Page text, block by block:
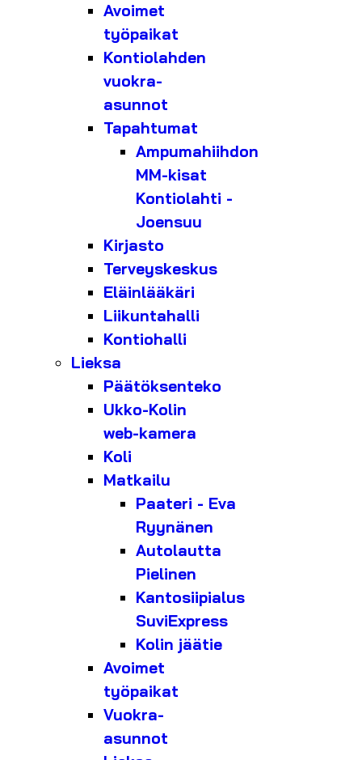
Avoimet
työpaikat
Kontiolahden
vuokra-
asunnot
Tapahtumat
Ampumahiihdon
MM-kisat
Kontiolahti -
Joensuu
Kirjasto
Terveyskeskus
Eläinlääkäri
Liikuntahalli
Kontiohalli
Lieksa
Päätöksenteko
Ukko-Kolin
web-kamera
Koli
Matkailu
Paateri - Eva
Ryynänen
Autolautta
Pielinen
Kantosiipialus
SuviExpress
Kolin jäätie
Avoimet
työpaikat
Vuokra-
asunnot